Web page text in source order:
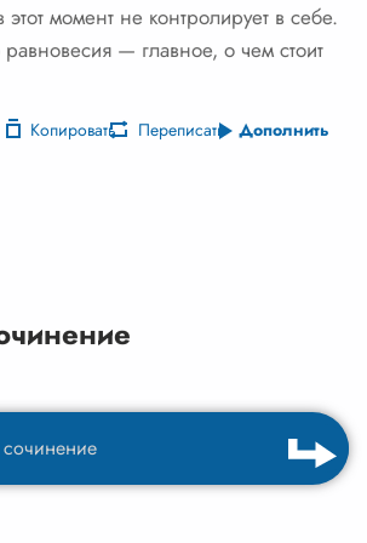
момент не контролирует в себе.
равновесия — главное, о чем стоит
Копировать Переписать Дополнить